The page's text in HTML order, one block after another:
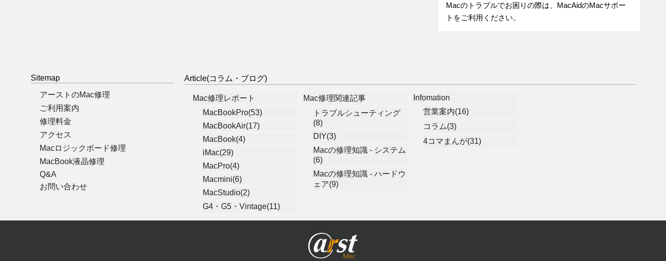
Macのトラブルでお困りの際は、MacAidのMacサポー
トをご利用ください。
Sitemap
アーストのMac修理
ご利用案内
修理料金
アクセス
Macロジックボード修理
MacBook液晶修理
Q&A
お問い合わせ
Article(コラム・ブログ)
Mac修理レポート
MacBookPro(53)
MacBookAir(17)
MacBook(4)
iMac(29)
MacPro(4)
Macmini(6)
MacStudio(2)
G4・G5・Vintage(11)
Mac修理関連記事
トラブルシューティング
(8)
DIY(3)
Macの修理知識 - システム
(6)
Macの修理知識 - ハードウ
ェア(9)
Infomation
営業案内(16)
コラム(3)
4コマまんが(31)